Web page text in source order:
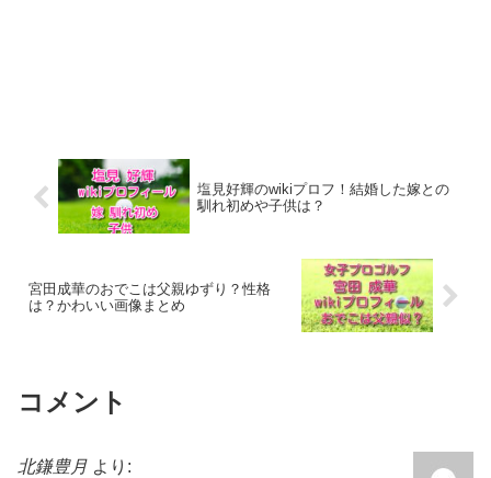
塩見好輝のwikiプロフ！結婚した嫁との
馴れ初めや子供は？
宮田成華のおでこは父親ゆずり？性格
は？かわいい画像まとめ
コメント
北鎌豊月 より: